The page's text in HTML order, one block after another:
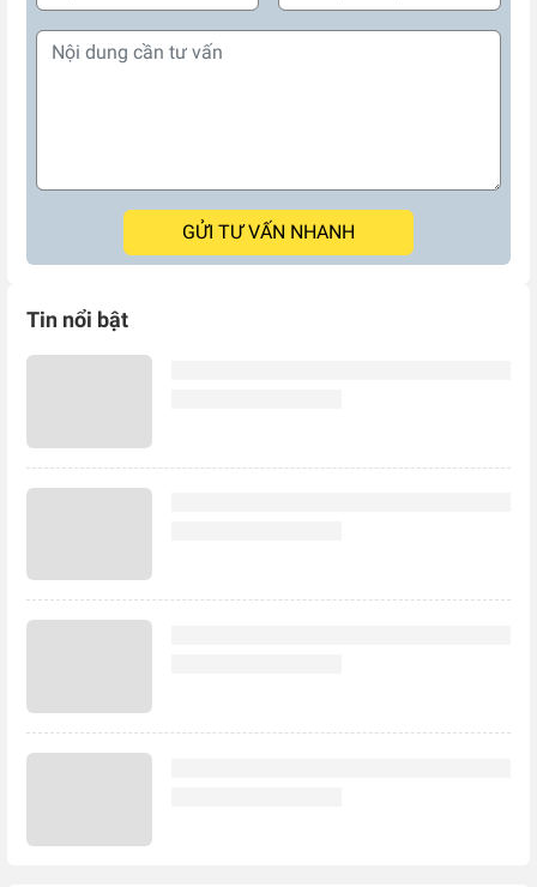
GỬI TƯ VẤN NHANH
Tin nổi bật